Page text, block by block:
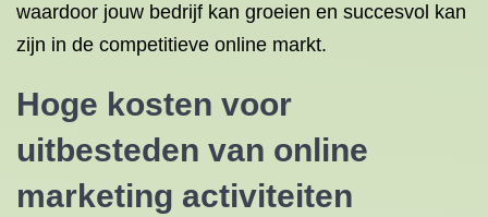
waardoor jouw bedrijf kan groeien en succesvol kan
zijn in de competitieve online markt.
Hoge kosten voor
uitbesteden van online
marketing activiteiten